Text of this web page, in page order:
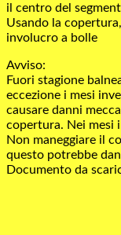
il centro del
Usando la
involucro a bolle
Avviso:
Fuori stagione
eccezione i mesi
causare danni
copertura. Nei mesi
Non maneggiare il
questo potrebbe
Documento da